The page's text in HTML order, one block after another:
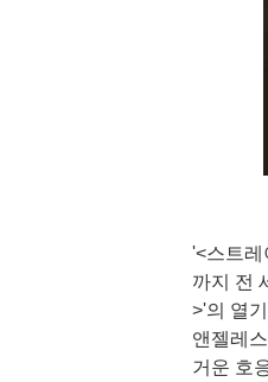
'<스트레
까지 전
>'의 열
앤젤레
거운 호